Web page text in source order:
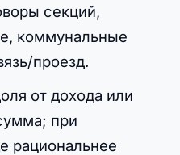
секций,
коммунальные
проезд.
от дохода или
при
рациональнее